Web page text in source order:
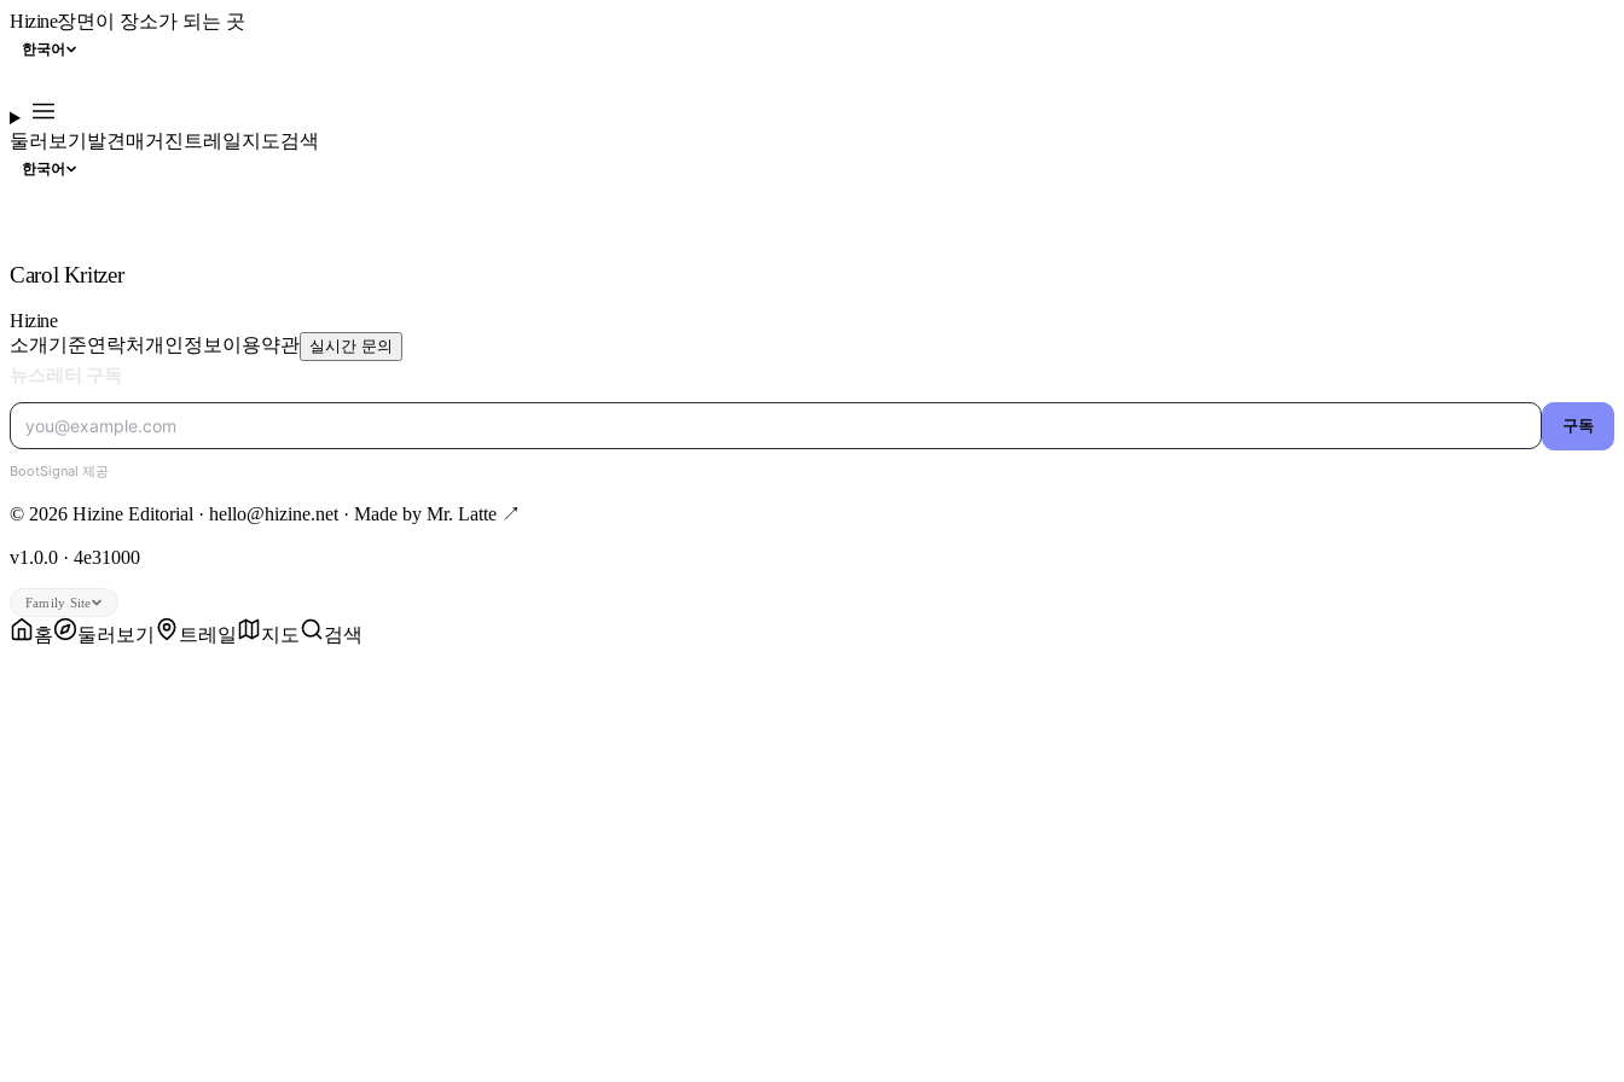
Hizine장면이 장소가 되는 곳
한국어
둘러보기 발견 매거진 트레일지도검색
한국어
Carol Kritzer
Hizine
소개 기준연락처개인정보이용약관 실시간 문의
© 2026 Hizine Editorial · hello@hizine.net · Made by Mr. Latte ↗
v1.0.0 · 4e31000
Family Site
홈 둘러보기 트레일 지도 검색